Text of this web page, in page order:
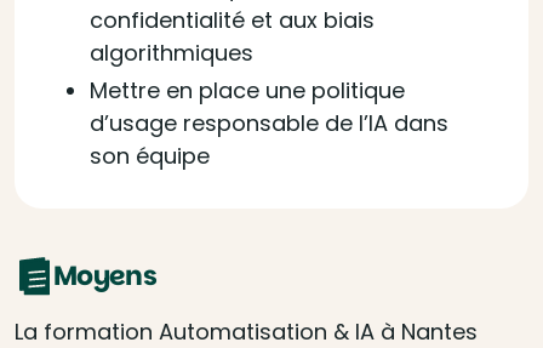
confidentialité et aux biais
algorithmiques
Mettre en place une politique
d’usage responsable de l’IA dans
son équipe
Moyens
La formation Automatisation & IA à Nantes